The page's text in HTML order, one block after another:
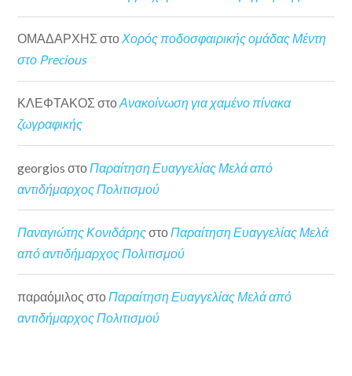
ΟΜΑΔΑΡΧΗΣ στοΧορός ποδοσφαιρικής ομάδας Μέντη
στο Precious
ΚΛΕΦΤΑΚΟΣ στοΑνακοίνωση για χαμένο πίνακα
ζωγραφικής
georgios στο Παραίτηση Ευαγγελίας Μελά από
αντιδήμαρχος Πολιτισμού
Παναγιώτης Κονιδάρηςστο Παραίτηση Ευαγγελίας Μελά
από αντιδήμαρχος Πολιτισμού
παραόμιλος στοΠαραίτηση Ευαγγελίας Μελά από
αντιδήμαρχος Πολιτισμού